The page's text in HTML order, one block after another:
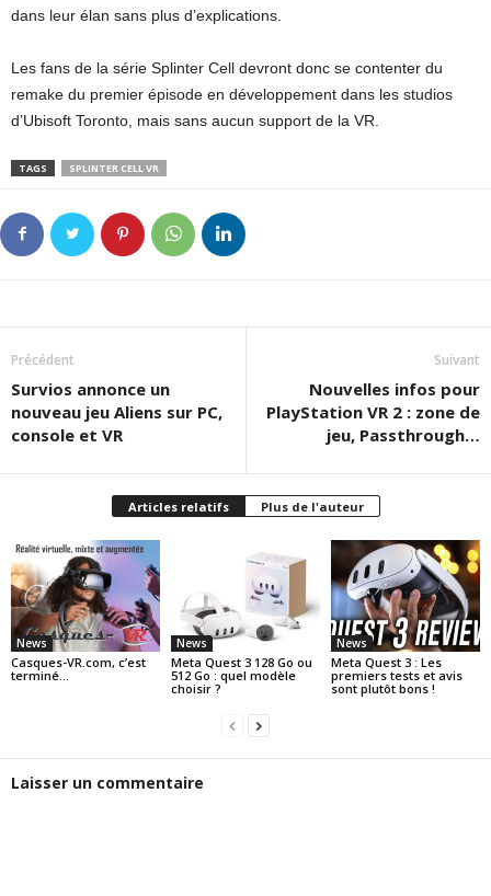
dans leur élan sans plus d’explications.
Les fans de la série Splinter Cell devront donc se contenter du
remake du premier épisode en développement dans les studios
d’Ubisoft Toronto, mais sans aucun support de la VR.
TAGS SPLINTER CELL VR
Précédent
Survios annonce un
nouveau jeu Aliens sur PC,
console et VR
Suivant
Nouvelles infos pour
PlayStation VR 2 : zone de
jeu, Passthrough…
Articles relatifs Plus de l'auteur
News
Casques-VR.com, c’est
terminé…
News
Meta Quest 3 128 Go ou
512 Go : quel modèle
choisir ?
News
Meta Quest 3 : Les
premiers tests et avis
sont plutôt bons !
Laisser un commentaire